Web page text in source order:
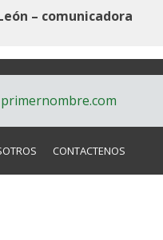
– comunicadora
CONTACTENOS